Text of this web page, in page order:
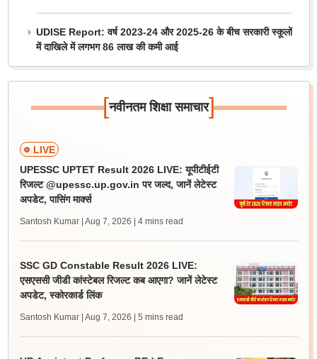
UDISE Report: वर्ष 2023-24 और 2025-26 के बीच सरकारी स्कूलों
में दाखिले में लगभग 86 लाख की कमी आई
[नवीनतम शिक्षा समाचार]
LIVE
UPESSC UPTET Result 2026 LIVE: यूपीटीईटी
रिजल्ट @upessc.up.gov.in पर जल्द, जानें लेटेस्ट
अपडेट, पासिंग मार्क्स
Santosh Kumar | Aug 7, 2026 | 4 mins read
SSC GD Constable Result 2026 LIVE:
एसएससी जीडी कांस्टेबल रिजल्ट कब आएगा? जानें लेटेस्ट
अपडेट, स्कोरकार्ड लिंक
Santosh Kumar | Aug 7, 2026 | 5 mins read